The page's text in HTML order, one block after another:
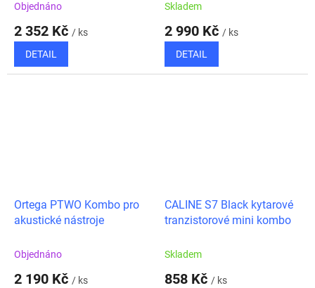
Objednáno
2 352 Kč / ks
DETAIL
Skladem
2 990 Kč / ks
DETAIL
Ortega PTWO Kombo pro
akustické nástroje
Objednáno
2 190 Kč / ks
CALINE S7 Black kytarové
tranzistorové mini kombo
Skladem
858 Kč / ks